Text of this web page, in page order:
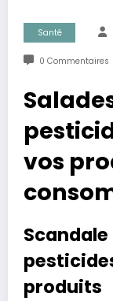
Santé
0 Commentaires
vos
produits